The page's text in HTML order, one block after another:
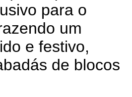
para o
um
e festivo,
de blocos